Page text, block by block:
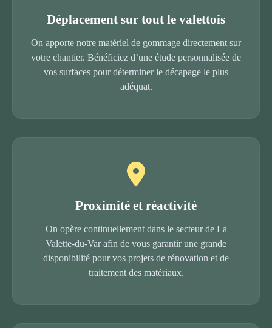
Déplacement sur tout le valettois
On apporte notre matériel de gommage directement sur
votre chantier. Bénéficiez d’une étude personnalisée de
vos surfaces pour déterminer le décapage le plus
adéquat.
Proximité et réactivité
On opère continuellement dans le secteur de La
Valette-du-Var afin de vous garantir une grande
disponibilité pour vos projets de rénovation et de
traitement des matériaux.